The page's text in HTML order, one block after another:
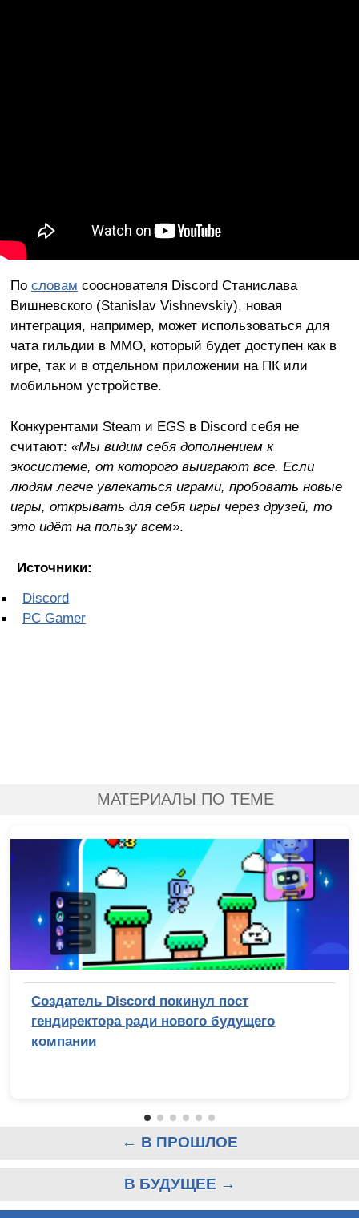
По словам сооснователя Discord Станислава
Вишневского (Stanislav Vishnevskiy), новая
интеграция, например, может использоваться для
чата гильдии в MMO, который будет доступен как в
игре, так и в отдельном приложении на ПК или
мобильном устройстве.
Конкурентами Steam и EGS в Discord себя не
считают: «Мы видим себя дополнением к
экосистеме, от которого выиграют все. Если
людям легче увлекаться играми, пробовать новые
игры, открывать для себя игры через друзей, то
это идёт на пользу всем».
Источники:
Discord
PC Gamer
МАТЕРИАЛЫ ПО ТЕМЕ
Создатель Discord покинул пост
гендиректора ради нового будущего
компании
← В ПРОШЛОЕ
В БУДУЩЕЕ →